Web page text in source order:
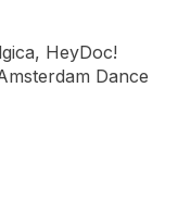
HeyDoc!
Dance